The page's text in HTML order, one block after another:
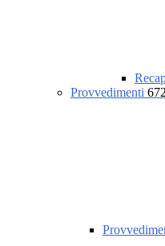
Provvedimenti 672